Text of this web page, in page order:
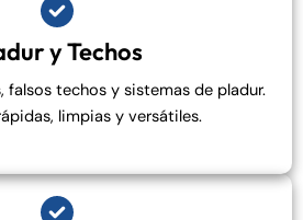
y Techos
falsos techos y sistemas de pladur.
limpias y versátiles.